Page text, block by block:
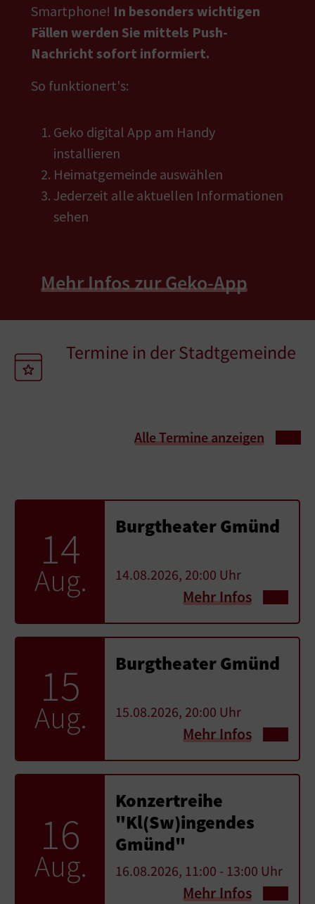
Smartphone! In besonders wichtigen
Fällen werden Sie mittels Push-
Nachricht sofort informiert.
So funktionert's:
Geko digital App am Handy
installieren
Heimatgemeinde auswählen
Jederzeit alle aktuellen Informationen
sehen
Mehr Infos zur Geko-App
Termine in der Stadtgemeinde
Alle Termine anzeigen
14
Aug.
Burgtheater Gmünd
14.08.2026, 20:00 Uhr
Mehr Infos
15
Aug.
Burgtheater Gmünd
15.08.2026, 20:00 Uhr
Mehr Infos
16
Aug.
Konzertreihe
"Kl(Sw)ingendes
Gmünd"
16.08.2026, 11:00 - 13:00 Uhr
Mehr Infos